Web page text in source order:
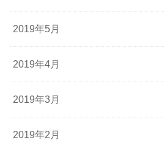
2019年5月
2019年4月
2019年3月
2019年2月